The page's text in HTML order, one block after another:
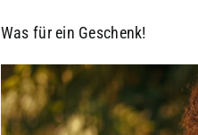
Was für ein Geschenk!